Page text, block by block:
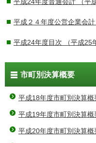
平成２４年度公営企業会計
平成24年度目次 （平成25
市町別決算概要
平成18年度市町別決算概
平成19年度市町別決算概
平成20年度市町別決算概